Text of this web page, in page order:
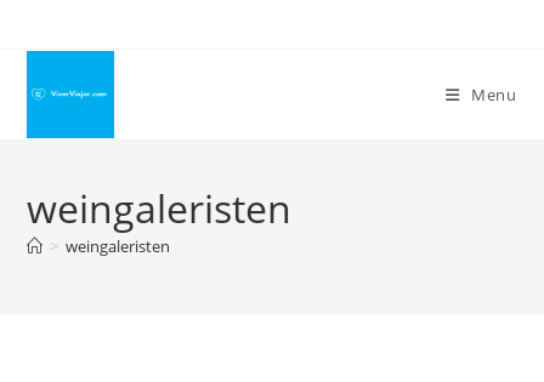
conteúdo
Menu
weingaleristen
> weingaleristen